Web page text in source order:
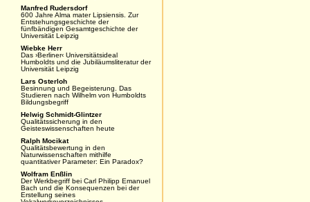
Manfred Rudersdorf
600 Jahre Alma mater Lipsiensis. Zur
Entstehungsgeschichte der
fünfbändigen Gesamtgeschichte der
Universität Leipzig
Wiebke Herr
Das ›Berliner‹ Universitätsideal
Humboldts und die Jubiläumsliteratur der
Universität Leipzig
Lars Osterloh
Besinnung und Begeisterung. Das
Studieren nach Wilhelm von Humboldts
Bildungsbegriff
Helwig Schmidt-Glintzer
Qualitätssicherung in den
Geisteswissenschaften heute
Ralph Mocikat
Qualitätsbewertung in den
Naturwissenschaften mithilfe
quantitativer Parameter: Ein Paradox?
Wolfram Enßlin
Der Werkbegriff bei Carl Philipp Emanuel
Bach und die Konsequenzen bei der
Erstellung seines